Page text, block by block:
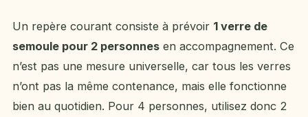
Un repère courant consiste à prévoir 1 verre de
semoule pour 2 personnes en accompagnement. Ce
n’est pas une mesure universelle, car tous les verres
n’ont pas la même contenance, mais elle fonctionne
bien au quotidien. Pour 4 personnes, utilisez donc 2